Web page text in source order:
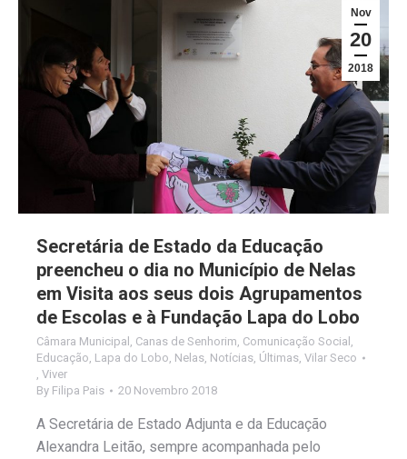
Nov
20
2018
Secretária de Estado da Educação
preencheu o dia no Município de Nelas
em Visita aos seus dois Agrupamentos
de Escolas e à Fundação Lapa do Lobo
Câmara Municipal Canas de Senhorim Comunicação Social
Educação Lapa do Lobo Nelas Notícias Últimas Vilar Seco
Viver
By Filipa Pais 20 Novembro 2018
A Secretária de Estado Adjunta e da Educação
Alexandra Leitão, sempre acompanhada pelo